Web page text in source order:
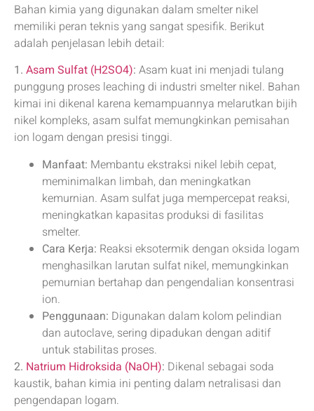
Bahan kimia yang digunakan dalam smelter nikel
memiliki peran teknis yang sangat spesifik. Berikut
adalah penjelasan lebih detail:
1. Asam Sulfat (H2SO4): Asam kuat ini menjadi tulang
punggung proses leaching di industri smelter nikel. Bahan
kimai ini dikenal karena kemampuannya melarutkan bijih
nikel kompleks, asam sulfat memungkinkan pemisahan
ion logam dengan presisi tinggi.
Manfaat: Membantu ekstraksi nikel lebih cepat,
meminimalkan limbah, dan meningkatkan
kemurnian. Asam sulfat juga mempercepat reaksi,
meningkatkan kapasitas produksi di fasilitas
smelter.
Cara Kerja: Reaksi eksotermik dengan oksida logam
menghasilkan larutan sulfat nikel, memungkinkan
pemurnian bertahap dan pengendalian konsentrasi
ion.
Penggunaan: Digunakan dalam kolom pelindian
dan autoclave, sering dipadukan dengan aditif
untuk stabilitas proses.
2. Natrium Hidroksida (NaOH): Dikenal sebagai soda
kaustik, bahan kimia ini penting dalam netralisasi dan
pengendapan logam.